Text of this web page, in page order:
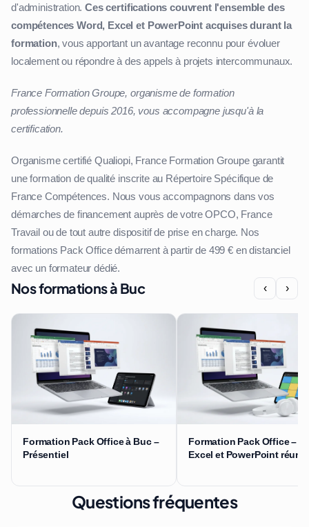
d'administration.Ces certifications couvrent l'ensemble des
compétences Word, Excel et PowerPoint acquises durant la
formation, vous apportant un avantage reconnu pour évoluer
localement ou répondre à des appels à projets intercommunaux.
France Formation Groupe, organisme de formation
professionnelle depuis 2016, vous accompagne jusqu'à la
certification.
Organisme certifié Qualiopi, France Formation Groupe garantit
une formation de qualité inscrite au Répertoire Spécifique de
France Compétences. Nous vous accompagnons dans vos
démarches de financement auprès de votre OPCO, France
Travail ou de tout autre dispositif de prise en charge. Nos
formations Pack Office démarrent à partir de 499 € en distanciel
avec un formateur dédié.
Nos formations à Buc ‹ ›
Formation Pack Office à Buc –
Présentiel
Formation Pack Office –
Excel et PowerPoint réunis
Questions fréquentes